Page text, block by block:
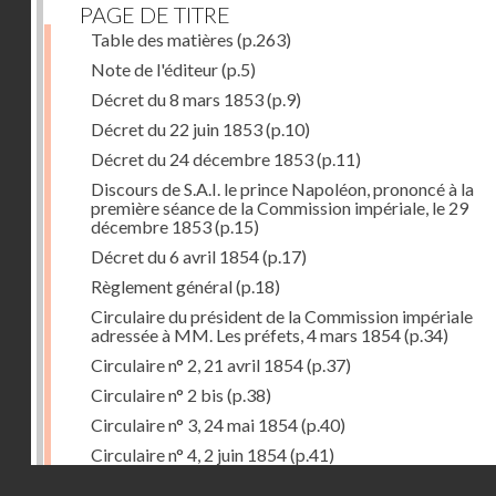
PAGE DE TITRE
Table des matières (p.263)
Note de l'éditeur(p.5)
Décret du 8 mars 1853(p.9)
Décret du 22 juin 1853(p.10)
Décret du 24 décembre 1853(p.11)
Discours de S.A.I. le prince Napoléon, prononcé à la
première séance de la Commission impériale, le 29
décembre 1853(p.15)
Décret du 6 avril 1854(p.17)
Règlement général(p.18)
Circulaire du président de la Commission impériale
adressée à MM. Les préfets, 4 mars 1854(p.34)
Circulaire n° 2, 21 avril 1854(p.37)
Circulaire n° 2 bis (p.38)
Circulaire n° 3, 24 mai 1854(p.40)
Circulaire n° 4, 2 juin 1854(p.41)